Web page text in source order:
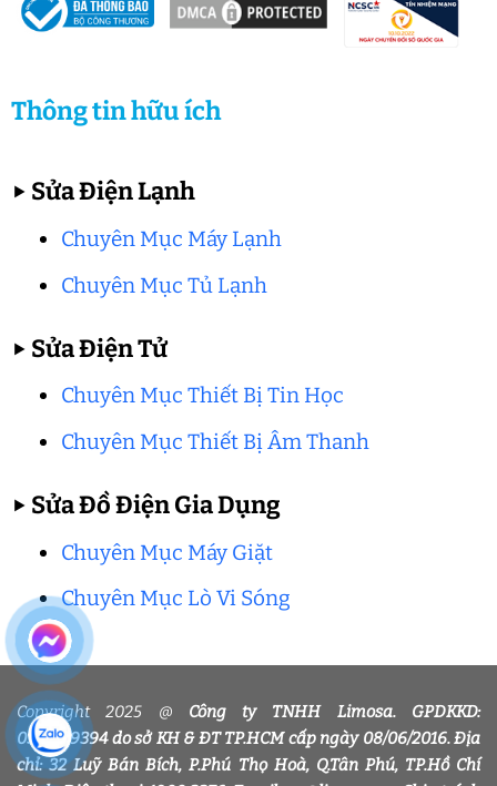
Thông tin hữu ích
▶ Sửa Điện Lạnh
Chuyên Mục Máy Lạnh
Chuyên Mục Tủ Lạnh
▶ Sửa Điện Tử
Chuyên Mục Thiết Bị Tin Học
Chuyên Mục Thiết Bị Âm Thanh
▶ Sửa Đồ Điện Gia Dụng
Chuyên Mục Máy Giặt
Chuyên Mục Lò Vi Sóng
Copyright 2025 @ Công ty TNHH Limosa. GPDKKD:
0318339394 do sở KH & ĐT TP.HCM cấp ngày 08/06/2016. Địa
chỉ: 32 Luỹ Bán Bích, P.Phú Thọ Hoà, Q.Tân Phú, TP.Hồ Chí